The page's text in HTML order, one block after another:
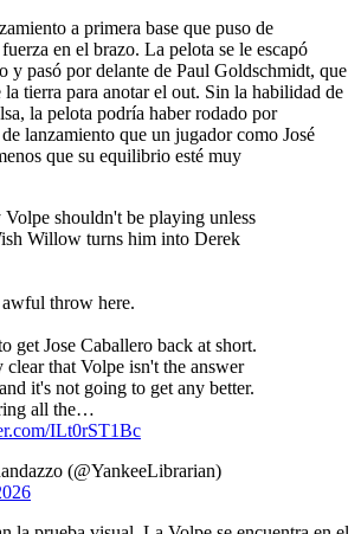
a primera base que puso de
en el brazo. La pelota se le escapó
y pasó por delante de Paul Goldschmidt, que
tierra para anotar el out. Sin la habilidad de
la pelota podría haber rodado por
lanzamiento que un jugador como José
que su equilibrio esté muy
shouldn't be playing unless
Willow turns him into Derek
throw here.
get Jose Caballero back at short.
clear that Volpe isn't the answer
it's not going to get any better.
all the…
ILt0rST1Bc
(@YankeeLibrarian)